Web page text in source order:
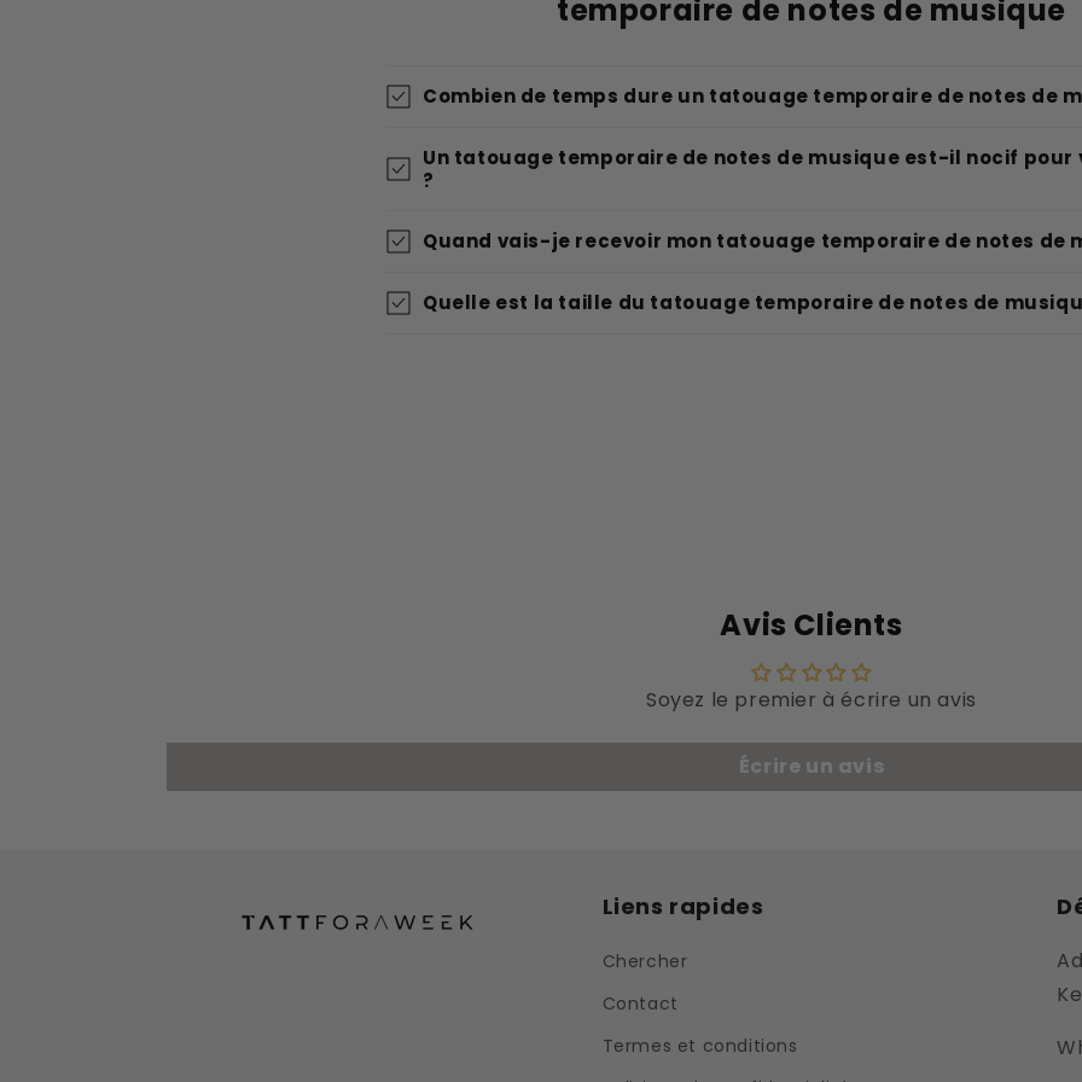
temporaire de notes de musique
Combien de temps dure un tatouage temporaire de notes de
Un tatouage temporaire de notes de musique est-il nocif pour
?
Quand vais-je recevoir mon tatouage temporaire de notes de
Quelle est la taille du tatouage temporaire de notes de
Avis Clients
Soyez le premier à écrire un avis
Écrire un avis
Liens rapides
Chercher
Contact
Termes et conditions